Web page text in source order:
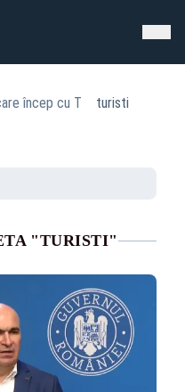
încep cu T turisti
"TURISTI"